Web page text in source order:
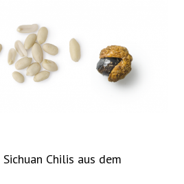
Chilis aus dem